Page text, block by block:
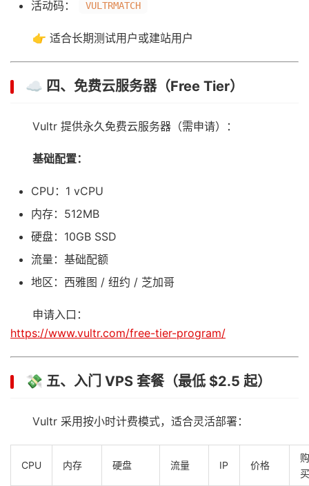
活动码：
VULTRMATCH
👉 适合长期测试用户或建站用户
☁️ 四、免费云服务器（Free Tier）
Vultr 提供永久免费云服务器（需申请）：
基础配置：
CPU：1 vCPU
内存：512MB
硬盘：10GB SSD
流量：基础配额
地区：西雅图 / 纽约 / 芝加哥
申请入口：
https://www.vultr.com/free-tier-program/
💸 五、入门 VPS 套餐（最低 $2.5 起）
Vultr 采用按小时计费模式，适合灵活部署：
CPU 内存 硬盘 流量 IP 价格
购
买